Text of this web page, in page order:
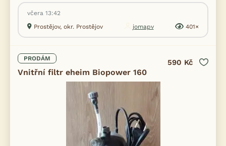
včera 13:42
Prostějov, okr. Prostějov
jomapv 401×
PRODÁM
Vnitřní filtr eheim Biopower 160
590 Kč